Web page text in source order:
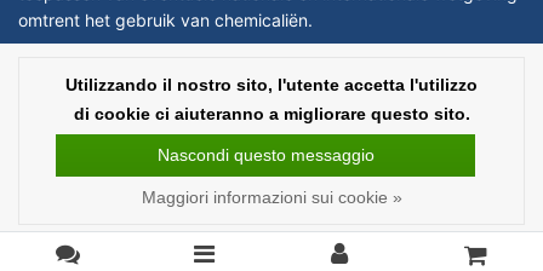
omtrent het gebruik van chemicaliën.
bassi - All rights reserved - Theme byInStijl Media | Tutti i prezzi sono al
netto delle imposte
Utilizzando il nostro sito, l'utente accetta l'utilizzo
di cookie ci aiuteranno a migliorare questo sito.
Nascondi questo messaggio
Maggiori informazioni sui cookie »